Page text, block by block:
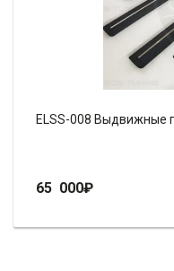
ELSS-008 Выдвижные
65 000₽